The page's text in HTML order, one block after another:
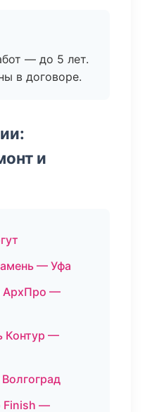
— до 5 лет.
в договоре.
и
— Уфа
АрхПро —
Контур —
Finish —